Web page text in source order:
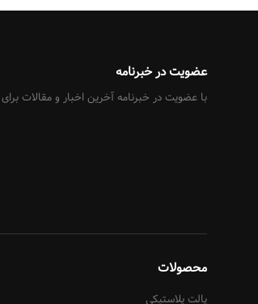
عضویت در خبرنامه
با عضویت در خبرنامه آخرین اخبار و مقالات
محصولات
پالت پلاستیکی